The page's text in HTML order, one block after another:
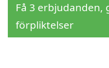
Få 3 erbjudanden,
förpliktelser